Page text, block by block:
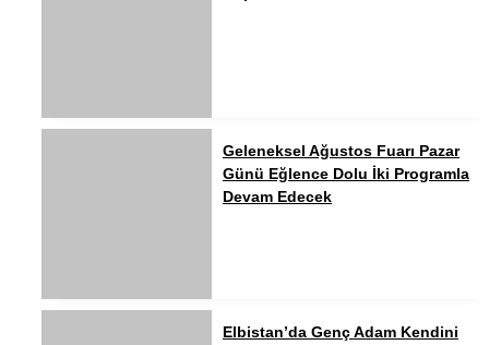
Geleneksel Ağustos Fuarı Pazar
Günü Eğlence Dolu İki Programla
Devam Edecek
Elbistan’da Genç Adam Kendini